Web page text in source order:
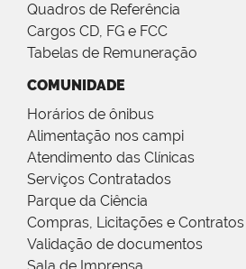
Quadros de Referência
Cargos CD, FG e FCC
Tabelas de Remuneração
COMUNIDADE
Horários de ônibus
Alimentação nos campi
Atendimento das Clínicas
Serviços Contratados
Parque da Ciência
Compras, Licitações e Contratos
Validação de documentos